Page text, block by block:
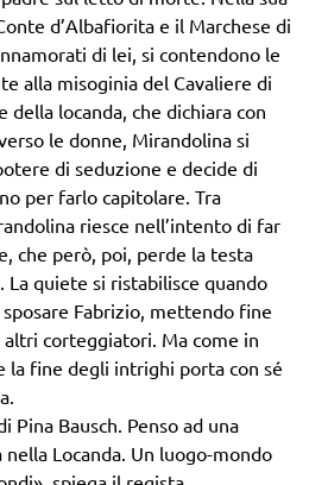
d’Albafiorita e il Marchese di
di lei, si contendono le
alla misoginia del Cavaliere di
locanda, che dichiara con
le donne, Mirandolina si
di seduzione e decide di
per farlo capitolare. Tra
riesce nell’intento di far
che però, poi, perde la testa
quiete si ristabilisce quando
Fabrizio, mettendo fine
corteggiatori. Ma come in
la fine degli intrighi porta con sé
Pina Bausch. Penso ad una
Locanda. Un luogo-mondo